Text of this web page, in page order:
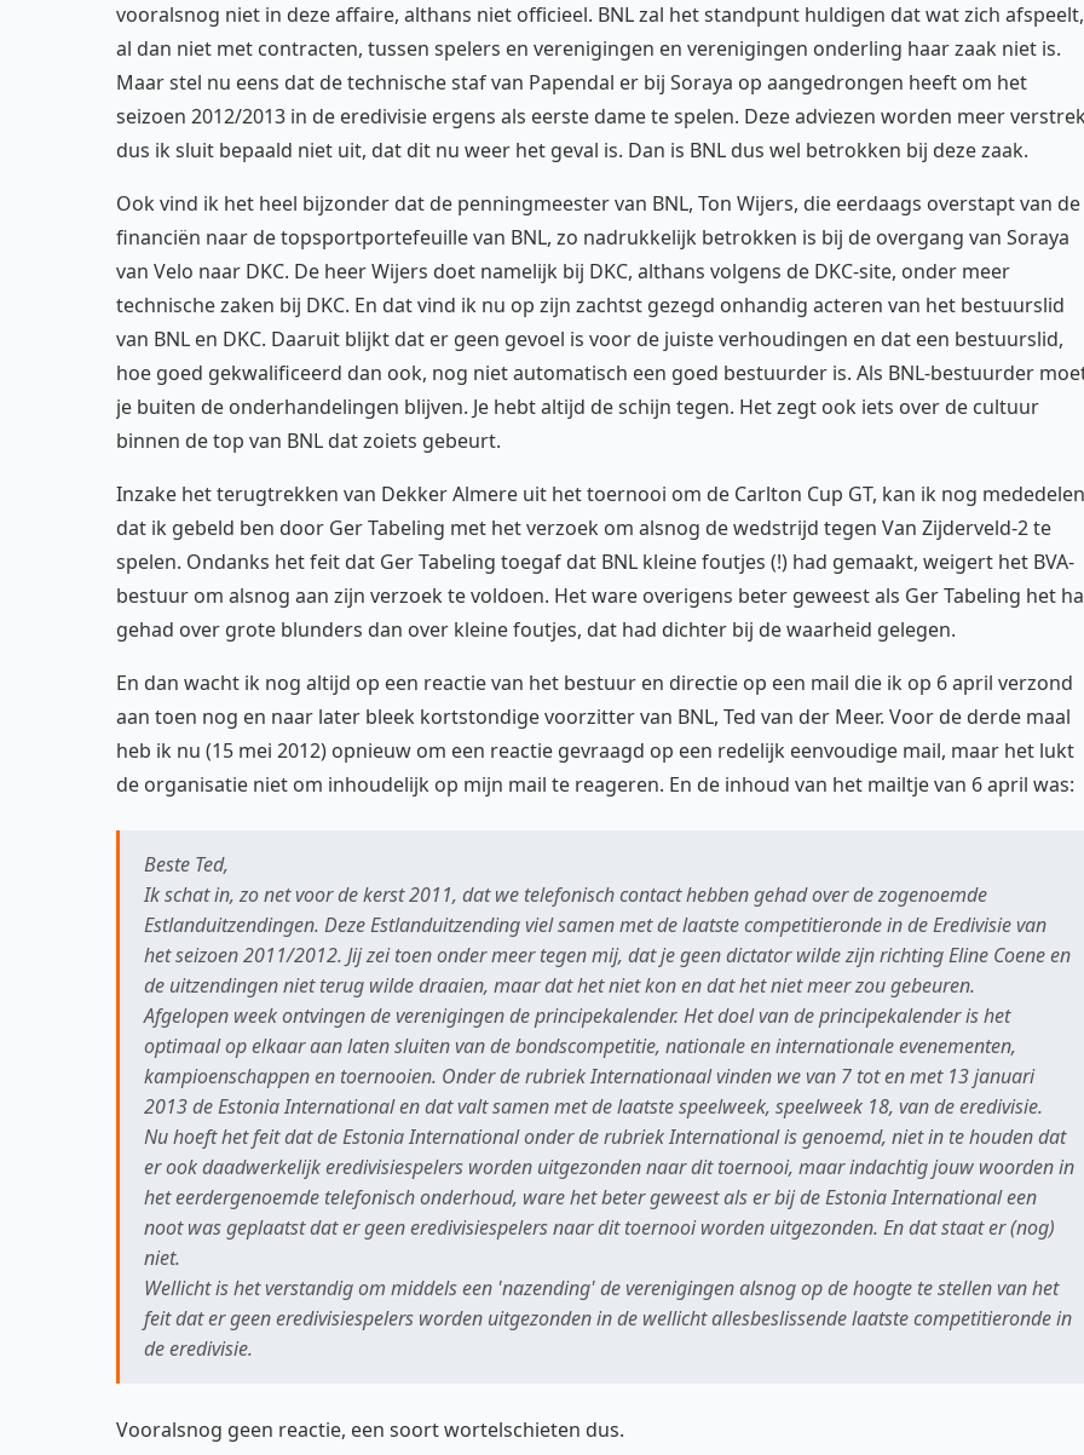
vooralsnog niet in deze affaire, althans niet officieel. BNL zal het standpunt huldigen dat wat zich afspeelt,
al dan niet met contracten, tussen spelers en verenigingen en verenigingen onderling haar zaak niet is.
Maar stel nu eens dat de technische staf van Papendal er bij Soraya op aangedrongen heeft om het
seizoen 2012/2013 in de eredivisie ergens als eerste dame te spelen. Deze adviezen worden meer
dus ik sluit bepaald niet uit, dat dit nu weer het geval is. Dan is BNL dus wel betrokken bij deze zaak.
Ook vind ik het heel bijzonder dat de penningmeester van BNL, Ton Wijers, die eerdaags overstapt van de
financiën naar de topsportportefeuille van BNL, zo nadrukkelijk betrokken is bij de overgang van Soraya
van Velo naar DKC. De heer Wijers doet namelijk bij DKC, althans volgens de DKC-site, onder meer
technische zaken bij DKC. En dat vind ik nu op zijn zachtst gezegd onhandig acteren van het bestuurslid
van BNL en DKC. Daaruit blijkt dat er geen gevoel is voor de juiste verhoudingen en dat een bestuurslid,
hoe goed gekwalificeerd dan ook, nog niet automatisch een goed bestuurder is. Als BNL-bestuurder
je buiten de onderhandelingen blijven. Je hebt altijd de schijn tegen. Het zegt ook iets over de cultuur
binnen de top van BNL dat zoiets gebeurt.
Inzake het terugtrekken van Dekker Almere uit het toernooi om de Carlton Cup GT, kan ik nog mededelen
dat ik gebeld ben door Ger Tabeling met het verzoek om alsnog de wedstrijd tegen Van Zijderveld-2 te
spelen. Ondanks het feit dat Ger Tabeling toegaf dat BNL kleine foutjes (!) had gemaakt, weigert het BVA-
bestuur om alsnog aan zijn verzoek te voldoen. Het ware overigens beter geweest als Ger Tabeling het
gehad over grote blunders dan over kleine foutjes, dat had dichter bij de waarheid gelegen.
En dan wacht ik nog altijd op een reactie van het bestuur en directie op een mail die ik op 6 april verzond
aan toen nog en naar later bleek kortstondige voorzitter van BNL, Ted van der Meer. Voor de derde maal
heb ik nu (15 mei 2012) opnieuw om een reactie gevraagd op een redelijk eenvoudige mail, maar het lukt
de organisatie niet om inhoudelijk op mijn mail te reageren. En de inhoud van het mailtje van 6 april was:
Beste Ted,
Ik schat in, zo net voor de kerst 2011, dat we telefonisch contact hebben gehad over de zogenoemde
Estlanduitzendingen. Deze Estlanduitzending viel samen met de laatste competitieronde in de Eredivisie van
het seizoen 2011/2012. Jij zei toen onder meer tegen mij, dat je geen dictator wilde zijn richting Eline Coene en
de uitzendingen niet terug wilde draaien, maar dat het niet kon en dat het niet meer zou gebeuren.
Afgelopen week ontvingen de verenigingen de principekalender. Het doel van de principekalender is het
optimaal op elkaar aan laten sluiten van de bondscompetitie, nationale en internationale evenementen,
kampioenschappen en toernooien. Onder de rubriek Internationaal vinden we van 7 tot en met 13 januari
2013 de Estonia International en dat valt samen met de laatste speelweek, speelweek 18, van de eredivisie.
Nu hoeft het feit dat de Estonia International onder de rubriek International is genoemd, niet in te houden dat
er ook daadwerkelijk eredivisiespelers worden uitgezonden naar dit toernooi, maar indachtig jouw woorden in
het eerdergenoemde telefonisch onderhoud, ware het beter geweest als er bij de Estonia International een
noot was geplaatst dat er geen eredivisiespelers naar dit toernooi worden uitgezonden. En dat staat er (nog)
niet.
Wellicht is het verstandig om middels een 'nazending' de verenigingen alsnog op de hoogte te stellen van het
feit dat er geen eredivisiespelers worden uitgezonden in de wellicht allesbeslissende laatste competitieronde in
de eredivisie.
Vooralsnog geen reactie, een soort wortelschieten dus.